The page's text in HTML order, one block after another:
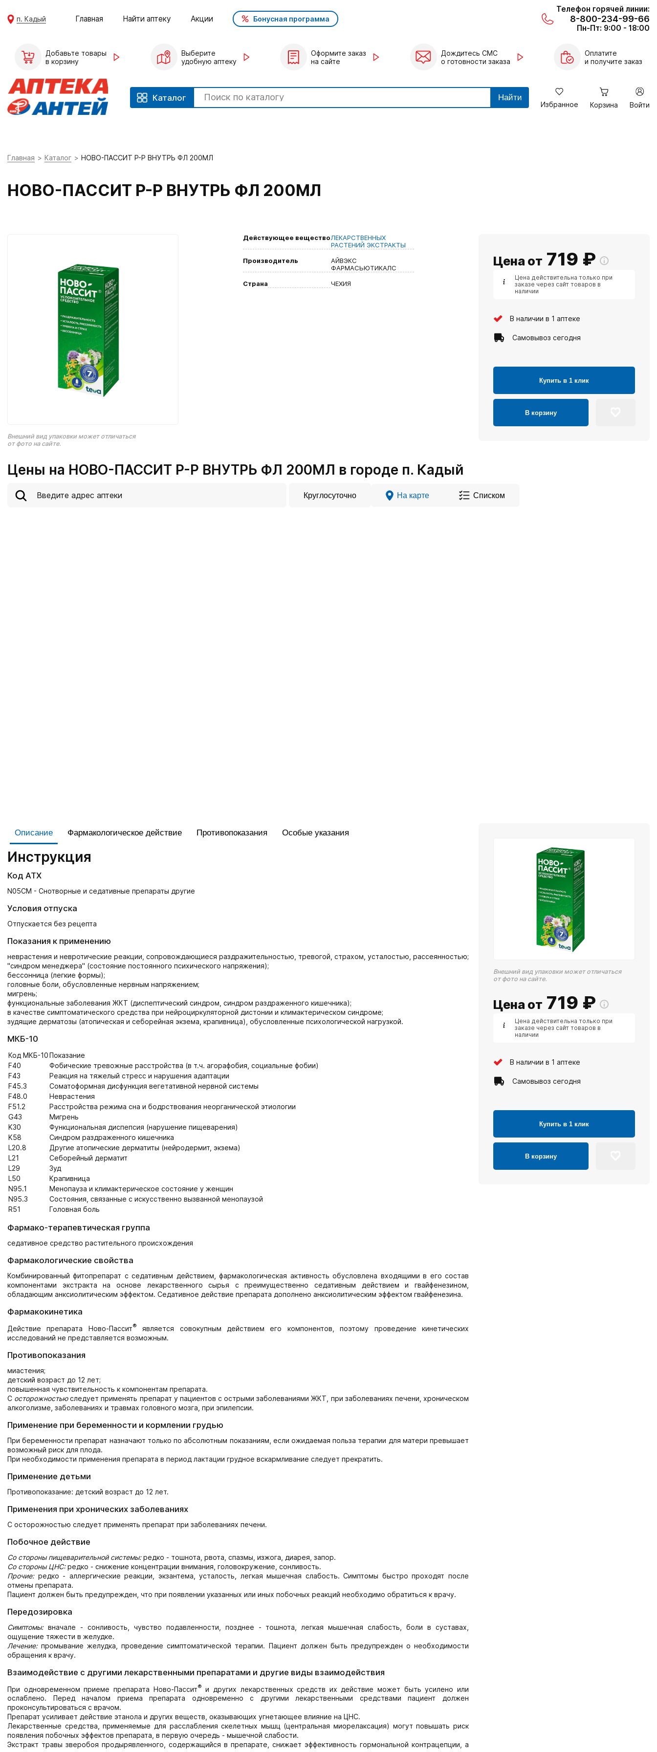
п. Кадый Главная Найти аптеку Акции Бонусная программа
Телефон горячей линии:
8-800-234-99-66
Пн-Пт: 9:00 - 18:00
Добавьте товары
в корзину
Выберите
удобную аптеку
Оформите заказ
на сайте
Дождитесь СМС
о готовности заказа
Оплатите
и получите заказ
Каталог Найти
Избранное Корзина Войти
Главная Каталог НОВО-ПАССИТ Р-Р ВНУТРЬ ФЛ 200МЛ
НОВО-ПАССИТ Р-Р ВНУТРЬ ФЛ 200МЛ
Внешний вид упаковки может отличаться
от фото на сайте.
Действующее веществоЛЕКАРСТВЕННЫХ
РАСТЕНИЙ ЭКСТРАКТЫ
Производитель
АЙВЭКС
ФАРМАСЬЮТИКАЛС
Страна
ЧЕХИЯ
Цена от 719 ₽
Цена действительна только при
заказе через сайт товаров в
наличии
В наличии в 1 аптеке
Самовывоз сегодня
Купить в 1 клик
В корзину
Цены на НОВО-ПАССИТ Р-Р ВНУТРЬ ФЛ 200МЛ в городе п. Кадый
Круглосуточно На карте Списком
Описание Фармакологическое действие Противопоказания Особые указания
Инструкция
Код АТХ
N05CM - Снотворные и седативные препараты другие
Условия отпуска
Отпускается без рецепта
Показания к применению
неврастения и невротические реакции, сопровождающиеся раздражительностью, тревогой, страхом, усталостью, рассеянностью;
"синдром менеджера" (состояние постоянного психического напряжения);
бессонница (легкие формы);
головные боли, обусловленные нервным напряжением;
мигрень;
функциональные заболевания ЖКТ (диспептический синдром, синдром раздраженного кишечника);
в качестве симптоматического средства при нейроциркуляторной дистонии и климактерическом синдроме;
зудящие дерматозы (атопическая и себорейная экзема, крапивница), обусловленные психологической нагрузкой.
МКБ-10
Код МКБ-10Показание
F40
Фобические тревожные расстройства (в т.ч. агорафобия, социальные фобии)
F43
Реакция на тяжелый стресс и нарушения адаптации
F45.3
Соматоформная дисфункция вегетативной нервной системы
F48.0
Неврастения
F51.2
Расстройства режима сна и бодрствования неорганической этиологии
G43
Мигрень
K30
Функциональная диспепсия (нарушение пищеварения)
K58
Синдром раздраженного кишечника
L20.8
Другие атопические дерматиты (нейродермит, экзема)
L21
Себорейный дерматит
L29
Зуд
L50
Крапивница
N95.1
Менопауза и климактерическое состояние у женщин
N95.3
Состояния, связанные с искусственно вызванной менопаузой
R51
Головная боль
Фармако-терапевтическая группа
седативное средство растительного происхождения
Фармакологические свойства
Комбинированный фитопрепарат с седативным действием, фармакологическая активность обусловлена входящими в его состав
компонентами экстракта на основе лекарственного сырья с преимущественно седативным действием и гвайфенезином,
обладающим анксиолитическим эффектом. Седативное действие препарата дополнено анксиолитическим эффектом гвайфенезина.
Фармакокинетика
Действие препарата Ново-Пассит®
является совокупным действием его компонентов, поэтому проведение кинетических
исследований не представляется возможным.
Противопоказания
миастения;
детский возраст до 12 лет;
повышенная чувствительность к компонентам препарата.
С осторожностьюследует применять препарат у пациентов с острыми заболеваниями ЖКТ, при заболеваниях печени, хроническом
алкоголизме, заболеваниях и травмах головного мозга, при эпилепсии.
Применение при беременности и кормлении грудью
При беременности препарат назначают только по абсолютным показаниям, если ожидаемая польза терапии для матери превышает
возможный риск для плода.
При необходимости применения препарата в период лактации грудное вскармливание следует прекратить.
Применение детьми
Противопоказание: детский возраст до 12 лет.
Применения при хронических заболеваниях
С осторожностью следует применять препарат при заболеваниях печени.
Побочное действие
Со стороны пищеварительной системы:редко - тошнота, рвота, спазмы, изжога, диарея, запор.
Со стороны ЦНС:редко - снижение концентрации внимания, головокружение, сонливость.
Прочие:редко - аллергические реакции, экзантема, усталость, легкая мышечная слабость. Симптомы быстро проходят после
отмены препарата.
Пациент должен быть предупрежден, что при появлении указанных или иных побочных реакций необходимо обратиться к врачу.
Передозировка
Симптомы:вначале - сонливость, чувство подавленности, позднее - тошнота, легкая мышечная слабость, боли в суставах,
ощущение тяжести в желудке.
Лечение:промывание желудка, проведение симптоматической терапии. Пациент должен быть предупрежден о необходимости
обращения к врачу.
Взаимодействие с другими лекарственными препаратами и другие виды взаимодействия
При одновременном приеме препарата Ново-Пассит® и других лекарственных средств их действие может быть усилено или
ослаблено. Перед началом приема препарата одновременно с другими лекарственными средствами пациент должен
проконсультироваться с врачом.
Препарат усиливает действие этанола и других веществ, оказывающих угнетающее влияние на ЦНС.
Лекарственные средства, применяемые для расслабления скелетных мышц (центральная миорелаксация) могут повышать риск
появления побочных эффектов препарата, в первую очередь - мышечной слабости.
Экстракт травы зверобоя продырявленного, содержащийся в препарате, снижает эффективность гормональной контрацепции, а
Внешний вид упаковки может отличаться
от фото на сайте.
Цена от 719 ₽
Цена действительна только при
заказе через сайт товаров в
наличии
В наличии в 1 аптеке
Самовывоз сегодня
Купить в 1 клик
В корзину